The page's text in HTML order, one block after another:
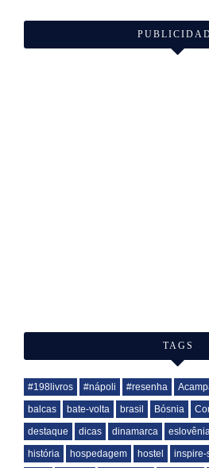
TAGS
#198livros #nápoli #resenha
balcas
bate-volta brasil Bósnia
destaque
dicas dinamarca eslovênia
história
hospedagem hostel inspire-